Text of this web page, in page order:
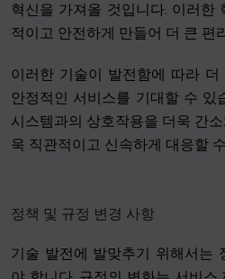
혁신을 가져올 것입니다. 이러한
적이고 안전하게 만들어 더 큰 편
이러한 기술이 발전함에 따라
안정적인 서비스를 기대할 수 있
시스템과의 상호작용을 더욱 간
욱 직관적이고 신속하게 대응할
정책 및 규정 변경 사항
기술 발전에 발맞추기 위해서는